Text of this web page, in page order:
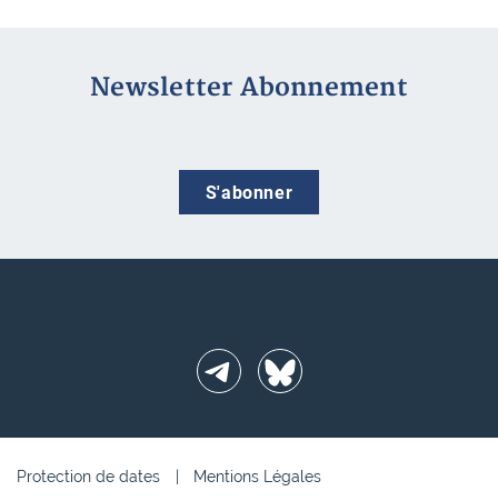
Newsletter Abonnement
S'abonner
TelegramBlueSky
Protection de dates Mentions Légales